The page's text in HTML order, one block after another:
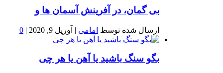
بى گمان، در آفرينش آسمان ها و
ارسال شده توسط امامی | آوریل 9, 2020 |
0
بگو سنگ باشید یا آهن یا هر چی